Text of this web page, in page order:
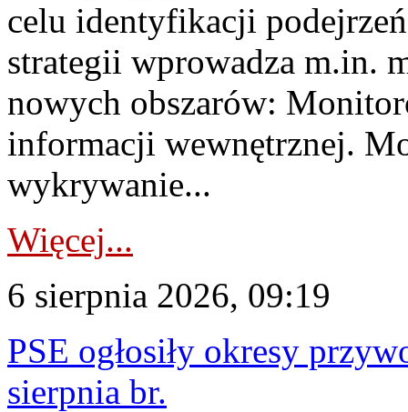
celu identyfikacji
strategii wprowadza m.in.
nowych obszarów:
informacji wewnętrznej.
wykrywanie...
Więcej...
6 sierpnia 2026, 09:19
PSE ogłosiły okresy
sierpnia br.